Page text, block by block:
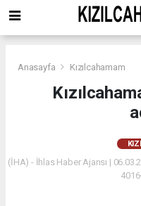
Anasayfa Kızılcahamam
(İHA) - İhlas Haber Ajansı |